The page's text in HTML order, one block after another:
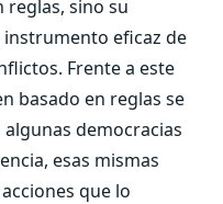
sino su
eficaz de
Frente a este
basado en reglas se
democracias
esas mismas
que lo